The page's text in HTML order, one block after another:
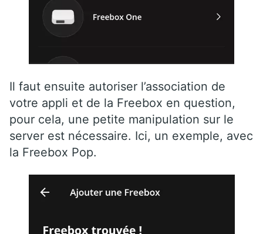
Il faut ensuite autoriser l’association de
votre appli et de la Freebox en question,
pour cela, une petite manipulation sur le
server est nécessaire. Ici, un exemple, avec
la Freebox Pop.